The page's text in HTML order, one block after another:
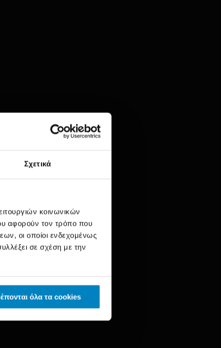
Σχετικά
κοινωνικών
αφορούν τον τρόπο που
οι οποίοι ενδεχομένως
σε σχέση με την
όλα τα cookies